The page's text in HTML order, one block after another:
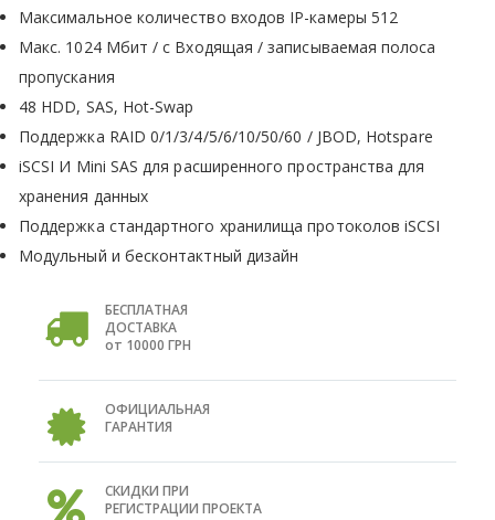
Максимальное количество входов IP-камеры 512
Макс. 1024 Мбит / с Входящая / записываемая полоса
пропускания
48 HDD, SAS, Hot-Swap
Поддержка RAID 0/1/3/4/5/6/10/50/60 / JBOD, Hotspare
iSCSI И Mini SAS для расширенного пространства для
хранения данных
Поддержка стандартного хранилища протоколов iSCSI
Модульный и бесконтактный дизайн
БЕСПЛАТНАЯ
ДОСТАВКА
от 10000 ГРН
ОФИЦИАЛЬНАЯ
ГАРАНТИЯ
СКИДКИ ПРИ
РЕГИСТРАЦИИ ПРОЕКТА